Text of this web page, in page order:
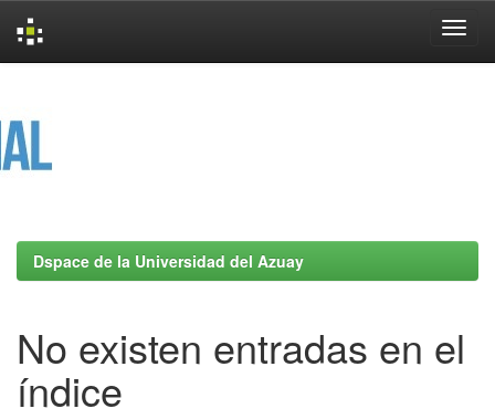
Dspace de la Universidad del Azuay
No existen entradas en el
índice